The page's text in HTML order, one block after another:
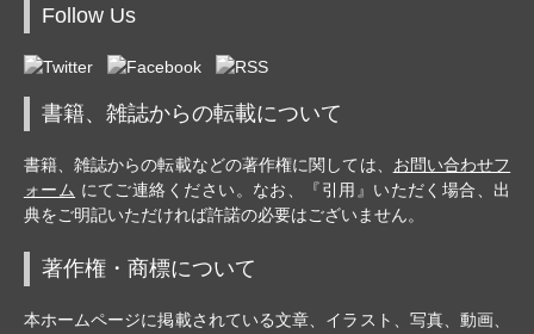
Follow Us
書籍、雑誌からの転載について
書籍、雑誌からの転載などの著作権に関しては、 お問い合わせフ
ォーム にてご連絡ください。なお、『引用』いただく場合、出
典をご明記いただければ許諾の必要はございません。
著作権・商標について
本ホームページに掲載されている文章、イラスト、写真、動画、